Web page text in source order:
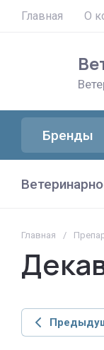
Главная О
Бренды
Главная /